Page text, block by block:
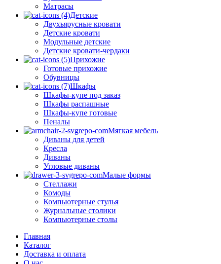
Матрасы
Детские
Двухъярусные кровати
Детские кровати
Модульные детские
Детские кровати-чердаки
Прихожие
Готовые прихожие
Обувницы
Шкафы
Шкафы-купе под заказ
Шкафы распашные
Шкафы-купе готовые
Пеналы
Мягкая мебель
Диваны для детей
Кресла
Диваны
Угловые диваны
Малые формы
Стеллажи
Комоды
Компьютерные стулья
Журнальные столики
Компьютерные столы
Главная
Каталог
Доставка и оплата